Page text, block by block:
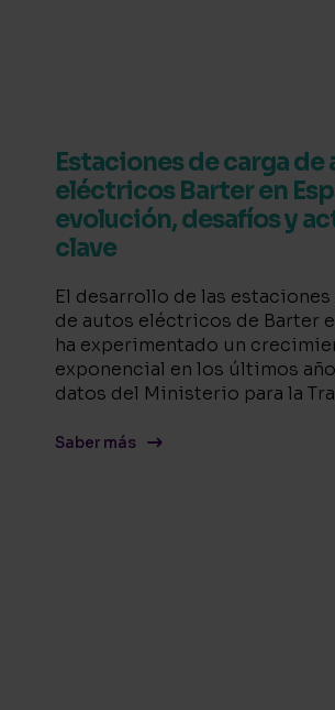
Estaciones de carga de
eléctricos Barter en
evolución, desafíos y
clave
El desarrollo de las estaciones
de autos eléctricos de Barter
ha experimentado un
exponencial en los últimos
datos del Ministerio para la
Saber más